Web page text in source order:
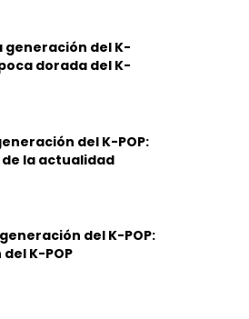
generación del K-
dorada del K-
del K-POP:
de la actualidad
del K-POP:
K-POP